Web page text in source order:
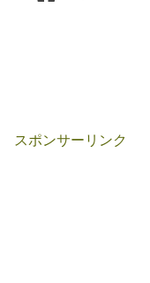
スポンサーリンク